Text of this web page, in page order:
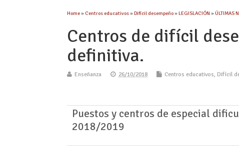
Home» Centros educativos»Difícil desempeño»LEGISLACIÓN »ÚLTIMAS
Centros de difícil
definitiva.
Enseñanza 26/10/2018 Centros educativos, Difícil
Puestos y centros de especial
2018/2019